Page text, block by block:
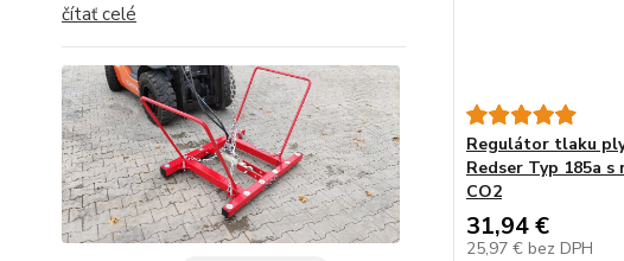
čítať celé
Regulátor tlaku
Redser Typ 185a
CO2
31,94 €
25,97 € bez DPH